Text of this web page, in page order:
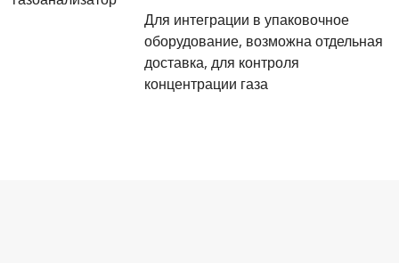
Для интеграции в упаковочное
оборудование, возможна отдельная
доставка, для контроля
концентрации газа